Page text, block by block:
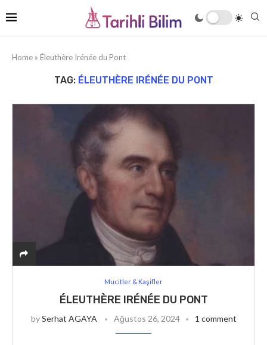
Home » Éleuthère Irénée du Pont
TAG: ÉLEUTHÈRE IRÉNÉE DU PONT
Mucitler & Kaşifler
ÉLEUTHÈRE IRÉNÉE DU PONT
bySerhat AGAYA Ağustos 26, 2024 1 comment